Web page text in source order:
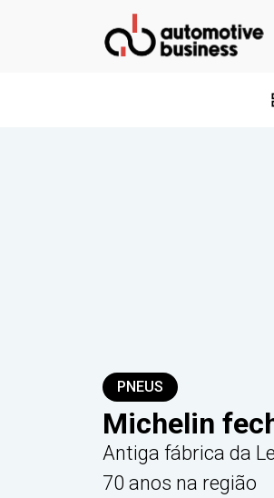
PNEUS
Michelin
Antiga fábrica da
70 anos na região